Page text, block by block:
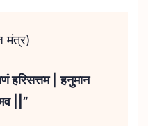
मंत्र)
हरिसत्तम |
हनुमान
||”